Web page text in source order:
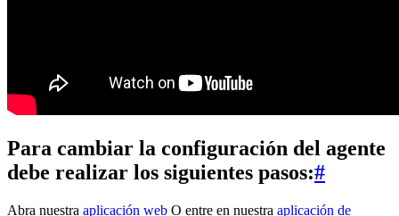
Para cambiar la configuración del agente
debe realizar los siguientes pasos:#
Abra nuestra aplicación web O entre en nuestra aplicación de